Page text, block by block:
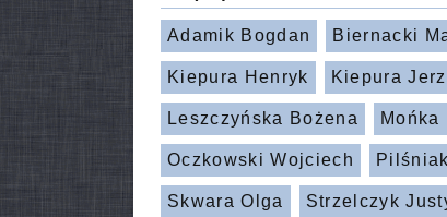
Adamik Bogdan Biernacki
Kiepura Henryk Kiepura
Leszczyńska Bożena Mońka
Oczkowski Wojciech
Skwara Olga Strzelczyk